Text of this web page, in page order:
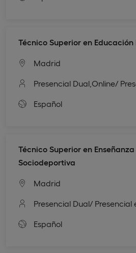
Técnico Superior en
Madrid
Presencial Dual, Online/
Español
Técnico Superior en
Sociodeportiva
Madrid
Presencial Dual/ Presencial
Español